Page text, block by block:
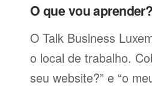
O que vou aprender?
O Talk Business
o local de trabalho.
seu website?” e “o